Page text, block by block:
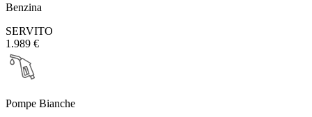
Benzina
SERVITO
1.989 €
Pompe Bianche